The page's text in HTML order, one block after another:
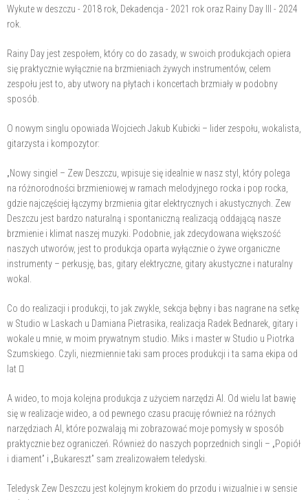
Wykute w deszczu - 2018 rok, Dekadencja - 2021 rok oraz Rainy Day III - 2024
rok.
Rainy Day jest zespołem, który co do zasady, w swoich produkcjach opiera
się praktycznie wyłącznie na brzmieniach żywych instrumentów, celem
zespołu jest to, aby utwory na płytach i koncertach brzmiały w podobny
sposób.
O nowym singlu opowiada Wojciech Jakub Kubicki – lider zespołu, wokalista,
gitarzysta i kompozytor:
„Nowy singiel – Zew Deszczu, wpisuje się idealnie w nasz styl, który polega
na różnorodności brzmieniowej w ramach melodyjnego rocka i pop rocka,
gdzie najczęściej łączymy brzmienia gitar elektrycznych i akustycznych. Zew
Deszczu jest bardzo naturalną i spontaniczną realizacją oddającą nasze
brzmienie i klimat naszej muzyki. Podobnie, jak zdecydowana większość
naszych utworów, jest to produkcja oparta wyłącznie o żywe organiczne
instrumenty – perkusję, bas, gitary elektryczne, gitary akustyczne i naturalny
wokal.
Co do realizacji i produkcji, to jak zwykle, sekcja bębny i bas nagrane na setkę
w Studio w Laskach u Damiana Pietrasika, realizacja Radek Bednarek, gitary i
wokale u mnie, w moim prywatnym studio. Miks i master w Studio u Piotrka
Szumskiego. Czyli, niezmiennie taki sam proces produkcji i ta sama ekipa od
lat 
A wideo, to moja kolejna produkcja z użyciem narzędzi AI. Od wielu lat bawię
się w realizacje wideo, a od pewnego czasu pracuję również na różnych
narzędziach AI, które pozwalają mi zobrazować moje pomysły w sposób
praktycznie bez ograniczeń. Również do naszych poprzednich singli – „Popiół
i diament” i „Bukareszt” sam zrealizowałem teledyski.
Teledysk Zew Deszczu jest kolejnym krokiem do przodu i wizualnie i w sensie